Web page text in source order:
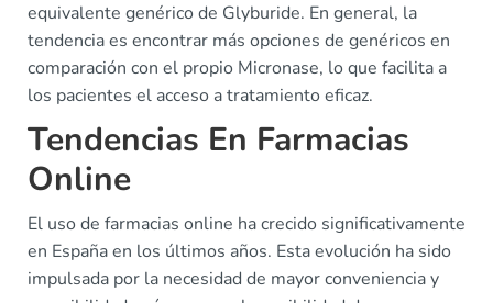
equivalente genérico de Glyburide. En general, la
tendencia es encontrar más opciones de genéricos en
comparación con el propio Micronase, lo que facilita a
los pacientes el acceso a tratamiento eficaz.
Tendencias En Farmacias
Online
El uso de farmacias online ha crecido significativamente
en España en los últimos años. Esta evolución ha sido
impulsada por la necesidad de mayor conveniencia y